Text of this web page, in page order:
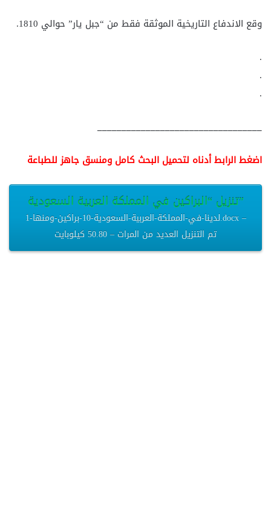
وقع الاندفاع التاريخية الموثقة فقط من “جبل يار” حوالي 1810.
.
.
.
__________________________________
اضغط الرابط أدناه لتحميل البحث كامل ومنسق جاهز للطباعة
تنزيل “البراكين في المملكة العربية السعودية”
لدينا-في-المملكة-العربية-السعودية-10-براكين-ومنها-1.docx –
تم التنزيل العديد من المرات – 50.80 كيلوبايت